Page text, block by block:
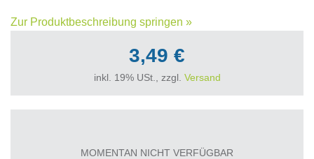
Zur Produktbeschreibung springen »
3,49 €
inkl. 19% USt., zzgl. Versand
MOMENTAN NICHT VERFÜGBAR